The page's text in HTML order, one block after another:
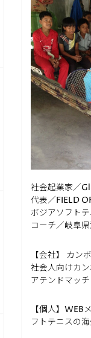
社会起業家／
代表／FIELD
ボジアソフト
コーチ／岐阜
【会社】 カン
社会人向けカ
アテンドマッ
【個人】WEB
フトテニスの